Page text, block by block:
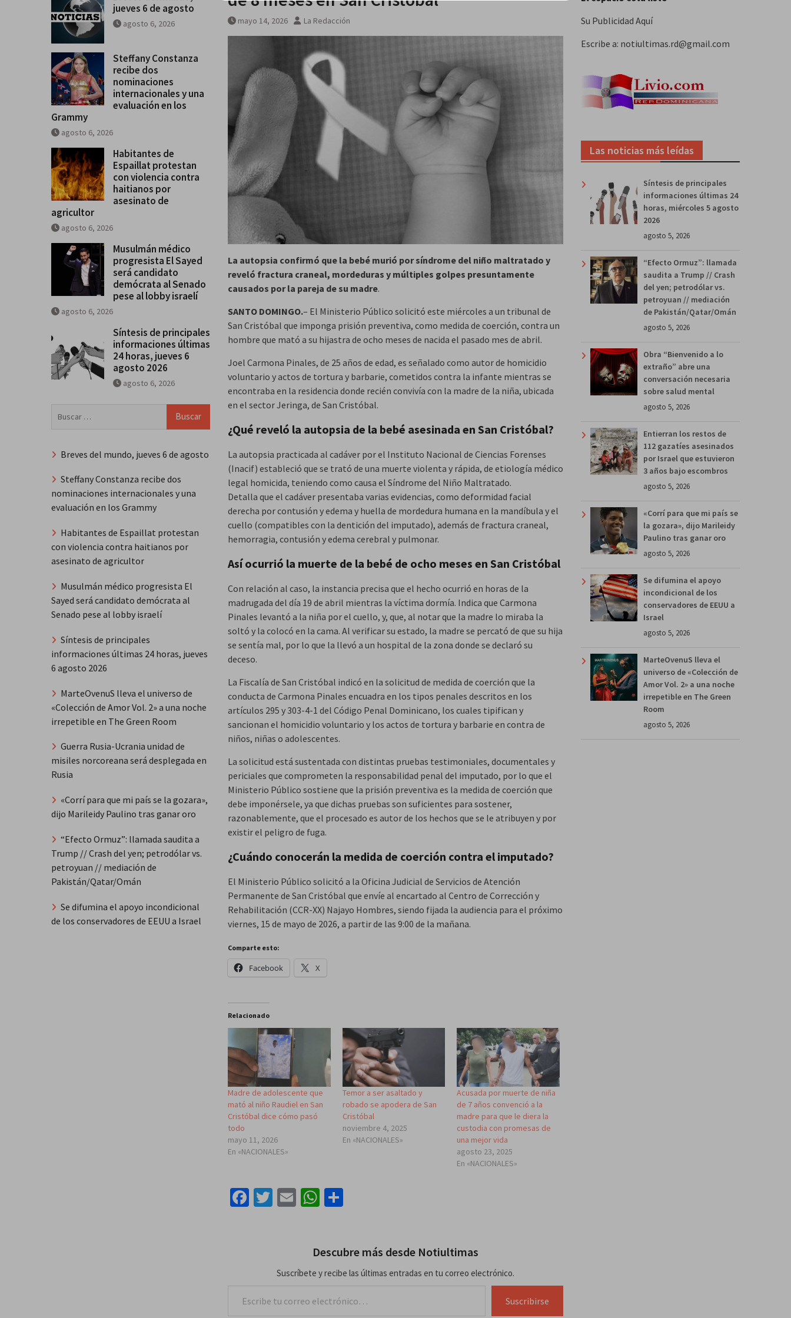
mayo 14, 2026 La Redacción
La autopsia confirmó que la bebé murió por síndrome del niño maltratado y
reveló fractura craneal, mordeduras y múltiples golpes presuntamente
causados por la pareja de su madre.
SANTO DOMINGO.– El Ministerio Público solicitó este miércoles a un tribunal de
San Cristóbal que imponga prisión preventiva, como medida de coerción, contra un
hombre que mató a su hijastra de ocho meses de nacida el pasado mes de abril.
Joel Carmona Pinales, de 25 años de edad, es señalado como autor de homicidio
voluntario y actos de tortura y barbarie, cometidos contra la infante mientras se
encontraba en la residencia donde recién convivía con la madre de la niña, ubicada
en el sector Jeringa, de San Cristóbal.
¿Qué reveló la autopsia de la bebé asesinada en San Cristóbal?
La autopsia practicada al cadáver por el Instituto Nacional de Ciencias Forenses
(Inacif) estableció que se trató de una muerte violenta y rápida, de etiología médico
legal homicida, teniendo como causa el Síndrome del Niño Maltratado.
Detalla que el cadáver presentaba varias evidencias, como deformidad facial
derecha por contusión y edema y huella de mordedura humana en la mandíbula y el
cuello (compatibles con la dentición del imputado), además de fractura craneal,
hemorragia, contusión y edema cerebral y pulmonar.
Así ocurrió la muerte de la bebé de ocho meses en San Cristóbal
Con relación al caso, la instancia precisa que el hecho ocurrió en horas de la
madrugada del día 19 de abril mientras la víctima dormía. Indica que Carmona
Pinales levantó a la niña por el cuello, y, que, al notar que la madre lo miraba la
soltó y la colocó en la cama. Al verificar su estado, la madre se percató de que su hija
se sentía mal, por lo que la llevó a un hospital de la zona donde se declaró su
deceso.
La Fiscalía de San Cristóbal indicó en la solicitud de medida de coerción que la
conducta de Carmona Pinales encuadra en los tipos penales descritos en los
artículos 295 у 303-4-1 del Código Penal Dominicano, los cuales tipifican y
sancionan el homicidio voluntario y los actos de tortura y barbarie en contra de
niños, niñas o adolescentes.
La solicitud está sustentada con distintas pruebas testimoniales, documentales y
periciales que comprometen la responsabilidad penal del imputado, por lo que el
Ministerio Público sostiene que la prisión preventiva es la medida de coerción que
debe imponérsele, ya que dichas pruebas son suficientes para sostener,
razonablemente, que el procesado es autor de los hechos que se le atribuyen y por
existir el peligro de fuga.
¿Cuándo conocerán la medida de coerción contra el imputado?
El Ministerio Público solicitó a la Oficina Judicial de Servicios de Atención
Permanente de San Cristóbal que envíe al encartado al Centro de Corrección y
Rehabilitación (CCR-XX) Najayo Hombres, siendo fijada la audiencia para el próximo
viernes, 15 de mayo de 2026, a partir de las 9:00 de la mañana.
Comparte esto:
Facebook X
Relacionado
Madre de adolescente que
mató al niño Raudiel en San
Cristóbal dice cómo pasó
todo
mayo 11, 2026
En «NACIONALES»
Temor a ser asaltado y
robado se apodera de San
Cristóbal
noviembre 4, 2025
En «NACIONALES»
Acusada por muerte de niña
de 7 años convenció a la
madre para que le diera la
custodia con promesas de
una mejor vida
agosto 23, 2025
En «NACIONALES»
Facebook
Twitter
EmailWhatsApp
Descubre más desde Notiultimas
Suscríbete y recibe las últimas entradas en tu correo electrónico.
Suscribirse
Su Publicidad Aquí
Escribe a: notiultimas.rd@gmail.com
Las noticias más leídas
Síntesis de principales
informaciones últimas 24
horas, miércoles 5 agosto
2026
agosto 5, 2026
“Efecto Ormuz”: llamada
saudita a Trump // Crash
del yen; petrodólar vs.
petroyuan // mediación
de Pakistán/Qatar/Omán
agosto 5, 2026
Obra “Bienvenido a lo
extraño” abre una
conversación necesaria
sobre salud mental
agosto 5, 2026
Entierran los restos de
112 gazatíes asesinados
por Israel que estuvieron
3 años bajo escombros
agosto 5, 2026
«Corrí para que mi país se
la gozara», dijo Marileidy
Paulino tras ganar oro
agosto 5, 2026
Se difumina el apoyo
incondicional de los
conservadores de EEUU a
Israel
agosto 5, 2026
MarteOvenuS lleva el
universo de «Colección de
Amor Vol. 2» a una noche
irrepetible en The Green
Room
agosto 5, 2026
jueves 6 de agosto
agosto 6, 2026
Steffany Constanza
recibe dos
nominaciones
internacionales y una
evaluación en los
Grammy
agosto 6, 2026
Habitantes de
Espaillat protestan
con violencia contra
haitianos por
asesinato de
agricultor
agosto 6, 2026
Musulmán médico
progresista El Sayed
será candidato
demócrata al Senado
pese al lobby israelí
agosto 6, 2026
Síntesis de principales
informaciones últimas
24 horas, jueves 6
agosto 2026
agosto 6, 2026
Breves del mundo, jueves 6 de agosto
Steffany Constanza recibe dos
nominaciones internacionales y una
evaluación en los Grammy
Habitantes de Espaillat protestan
con violencia contra haitianos por
asesinato de agricultor
Musulmán médico progresista El
Sayed será candidato demócrata al
Senado pese al lobby israelí
Síntesis de principales
informaciones últimas 24 horas, jueves
6 agosto 2026
MarteOvenuS lleva el universo de
«Colección de Amor Vol. 2» a una noche
irrepetible en The Green Room
Guerra Rusia-Ucrania unidad de
misiles norcoreana será desplegada en
Rusia
«Corrí para que mi país se la gozara»,
dijo Marileidy Paulino tras ganar oro
“Efecto Ormuz”: llamada saudita a
Trump // Crash del yen; petrodólar vs.
petroyuan // mediación de
Pakistán/Qatar/Omán
Se difumina el apoyo incondicional
de los conservadores de EEUU a Israel